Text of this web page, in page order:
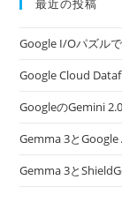
最近の投稿
Google I/Oパズル
Google Cloud
GoogleのGemini
Gemma 3と
Gemma 3と